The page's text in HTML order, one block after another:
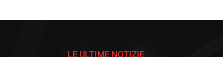
LE ULTIME NOTIZIE